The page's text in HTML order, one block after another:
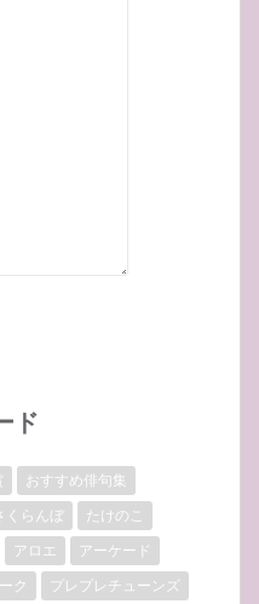
ド
おすすめ俳句集
くらんぼ
たけのこ
アロエ
アーケード
ク
プレプレチューンズ